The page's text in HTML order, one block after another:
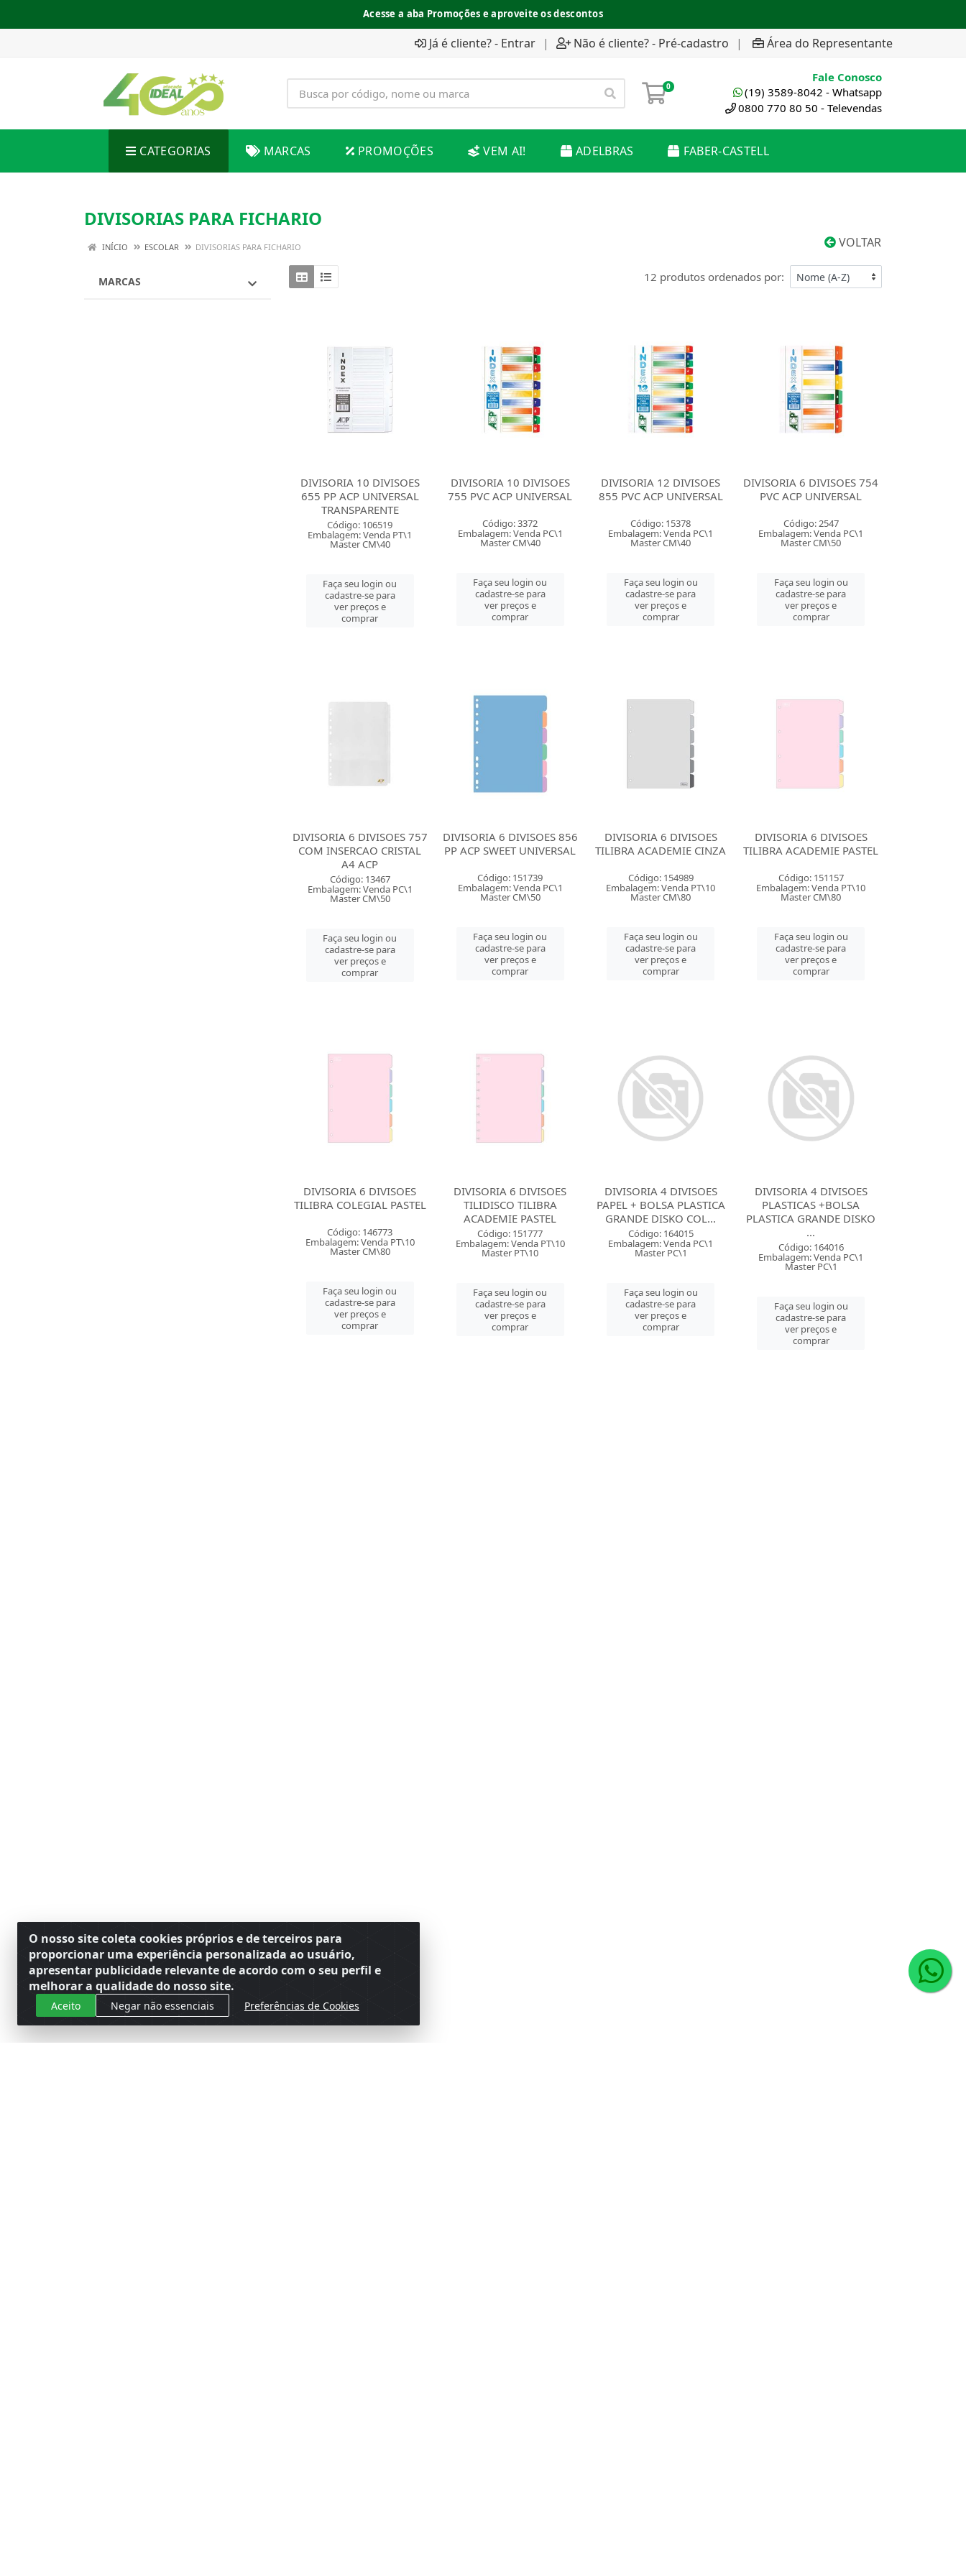
Acesse a aba Promoções e aproveite os descontos
Já é cliente? - Entrar | Não é cliente? - Pré-cadastro | Área do Representante
0
Fale Conosco
(19) 3589-8042 - Whatsapp
0800 770 80 50 - Televendas
CATEGORIAS MARCAS PROMOÇÕES VEM AI! ADELBRAS FABER-CASTELL
DIVISORIAS PARA FICHARIO
VOLTAR
INÍCIO ESCOLAR DIVISORIAS PARA FICHARIO
MARCAS 12 produtos ordenados por:
DIVISORIA 10 DIVISOES
655 PP ACP UNIVERSAL
TRANSPARENTE
Código: 106519
Embalagem: Venda PT\1
Master CM\40
Faça seu login ou
cadastre-se para
ver preços e
comprar
DIVISORIA 10 DIVISOES
755 PVC ACP UNIVERSAL
Código: 3372
Embalagem: Venda PC\1
Master CM\40
Faça seu login ou
cadastre-se para
ver preços e
comprar
DIVISORIA 12 DIVISOES
855 PVC ACP UNIVERSAL
Código: 15378
Embalagem: Venda PC\1
Master CM\40
Faça seu login ou
cadastre-se para
ver preços e
comprar
DIVISORIA 6 DIVISOES 754
PVC ACP UNIVERSAL
Código: 2547
Embalagem: Venda PC\1
Master CM\50
Faça seu login ou
cadastre-se para
ver preços e
comprar
DIVISORIA 6 DIVISOES 757
COM INSERCAO CRISTAL
A4 ACP
Código: 13467
Embalagem: Venda PC\1
Master CM\50
Faça seu login ou
cadastre-se para
ver preços e
comprar
DIVISORIA 6 DIVISOES 856
PP ACP SWEET UNIVERSAL
Código: 151739
Embalagem: Venda PC\1
Master CM\50
Faça seu login ou
cadastre-se para
ver preços e
comprar
DIVISORIA 6 DIVISOES
TILIBRA ACADEMIE CINZA
Código: 154989
Embalagem: Venda PT\10
Master CM\80
Faça seu login ou
cadastre-se para
ver preços e
comprar
DIVISORIA 6 DIVISOES
TILIBRA ACADEMIE PASTEL
Código: 151157
Embalagem: Venda PT\10
Master CM\80
Faça seu login ou
cadastre-se para
ver preços e
comprar
DIVISORIA 6 DIVISOES
TILIBRA COLEGIAL PASTEL
Código: 146773
Embalagem: Venda PT\10
Master CM\80
Faça seu login ou
cadastre-se para
ver preços e
comprar
DIVISORIA 6 DIVISOES
TILIDISCO TILIBRA
ACADEMIE PASTEL
Código: 151777
Embalagem: Venda PT\10
Master PT\10
Faça seu login ou
cadastre-se para
ver preços e
comprar
DIVISORIA 4 DIVISOES
PAPEL + BOLSA PLASTICA
GRANDE DISKO COL...
Código: 164015
Embalagem: Venda PC\1
Master PC\1
Faça seu login ou
cadastre-se para
ver preços e
comprar
DIVISORIA 4 DIVISOES
PLASTICAS +BOLSA
PLASTICA GRANDE DISKO
...
Código: 164016
Embalagem: Venda PC\1
Master PC\1
Faça seu login ou
cadastre-se para
ver preços e
comprar
O nosso site coleta cookies próprios e de terceiros para
proporcionar uma experiência personalizada ao usuário,
apresentar publicidade relevante de acordo com o seu perfil e
melhorar a qualidade do nosso site.
Aceito Negar não essenciais Preferências de Cookies